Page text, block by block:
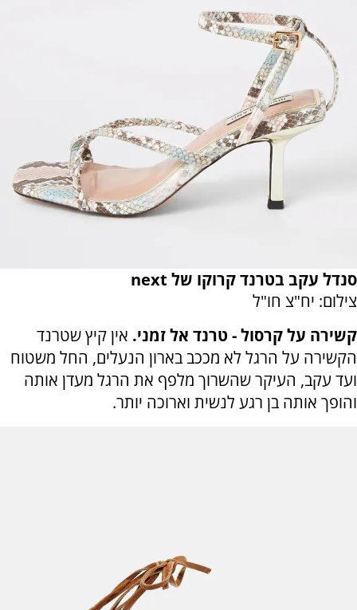
סנדל עקב בטרנד קרוקו של next
צילום: יח"צ חו"ל
קשירה על קרסול - טרנד אל זמני. אין קיץ שטרנד
הקשירה על הרגל לא מככב בארון הנעלים, החל משטוח
ועד עקב, העיקר שהשרוך מלפף את הרגל מעדן אותה
והופך אותה בן רגע לנשית וארוכה יותר.